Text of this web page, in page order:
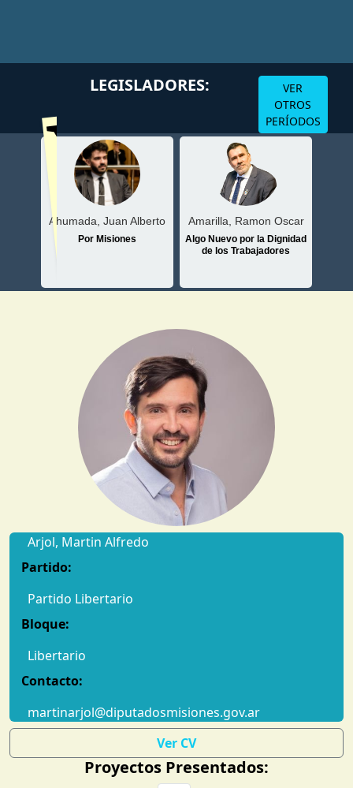
LEGISLADORES:
VER
OTROS
PERÍODOS
Ahumada, Juan Alberto
Por Misiones
Amarilla, Ramon Oscar
Algo Nuevo por la Dignidad
de los Trabajadores
Arjol, Martin Alfredo
Partido:
Partido Libertario
Bloque:
Libertario
Contacto:
martinarjol@diputadosmisiones.gov.ar
Ver CV
Proyectos Presentados: